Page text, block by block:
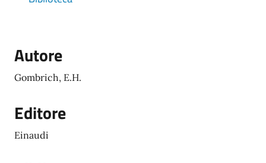
Autore
Gombrich, E.H.
Editore
Einaudi